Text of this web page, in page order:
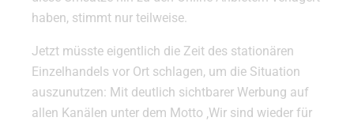
haben, stimmt nur teilweise.
Jetzt müsste eigentlich die Zeit des stationären
Einzelhandels vor Ort schlagen, um die Situation
auszunutzen: Mit deutlich sichtbarer Werbung auf
allen Kanälen unter dem Motto ‚Wir sind wieder für